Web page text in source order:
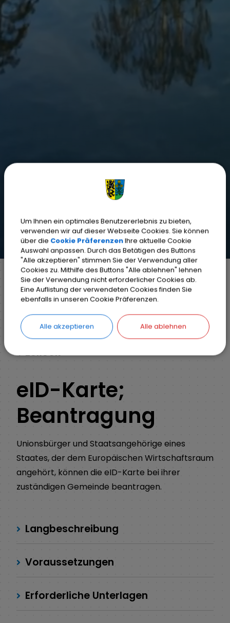
Markt Weisendorf Bürgerinfo
Rathaus
Ihr Anliegen
Detail
ZURÜCK
eID-Karte;
Beantragung
Unionsbürger und Staatsangehörige eines
Staates, der dem Europäischen Wirtschaftsraum
angehört, können die eID-Karte bei ihrer
zuständigen Gemeinde beantragen.
Langbeschreibung
Voraussetzungen
Erforderliche Unterlagen
Um Ihnen ein optimales Benutzererlebnis zu bieten,
verwenden wir auf dieser Webseite Cookies. Sie können
über die Cookie PräferenzenIhre aktuelle Cookie
Auswahl anpassen. Durch das Betätigen des Buttons
"Alle akzeptieren" stimmen Sie der Verwendung aller
Cookies zu. Mithilfe des Buttons "Alle ablehnen" lehnen
Sie der Verwendung nicht erforderlicher Cookies ab.
Eine Auflistung der verwendeten Cookies finden Sie
ebenfalls in unseren Cookie Präferenzen.
Alle akzeptieren Alle ablehnen